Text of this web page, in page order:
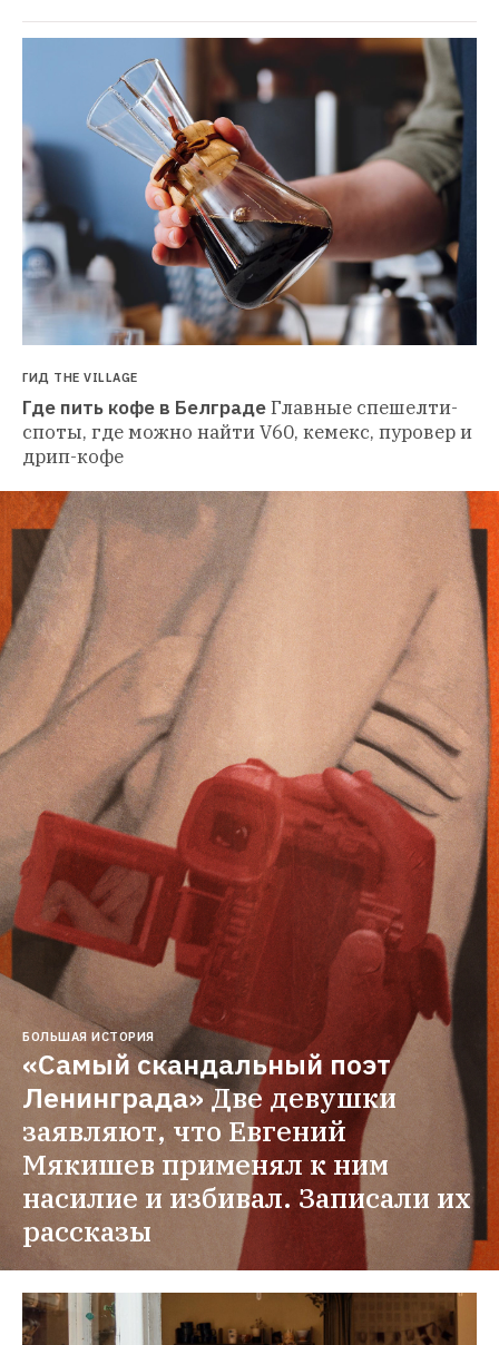
ГИД THE VILLAGE
Где пить кофе в БелградеГлавные спешелти-
споты, где можно найти V60, кемекс, пуровер и
дрип-кофе
БОЛЬШАЯ ИСТОРИЯ
«Самый скандальный поэт
Ленинграда»Две девушки
заявляют, что Евгений
Мякишев применял к ним
насилие и избивал. Записали их
рассказы